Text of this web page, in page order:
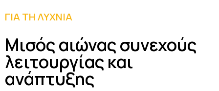
ΓΙΑ ΤΗ ΛΥΧΝΙΑ
Μισός αιώνας συνεχούς
λειτουργίας και
ανάπτυξης